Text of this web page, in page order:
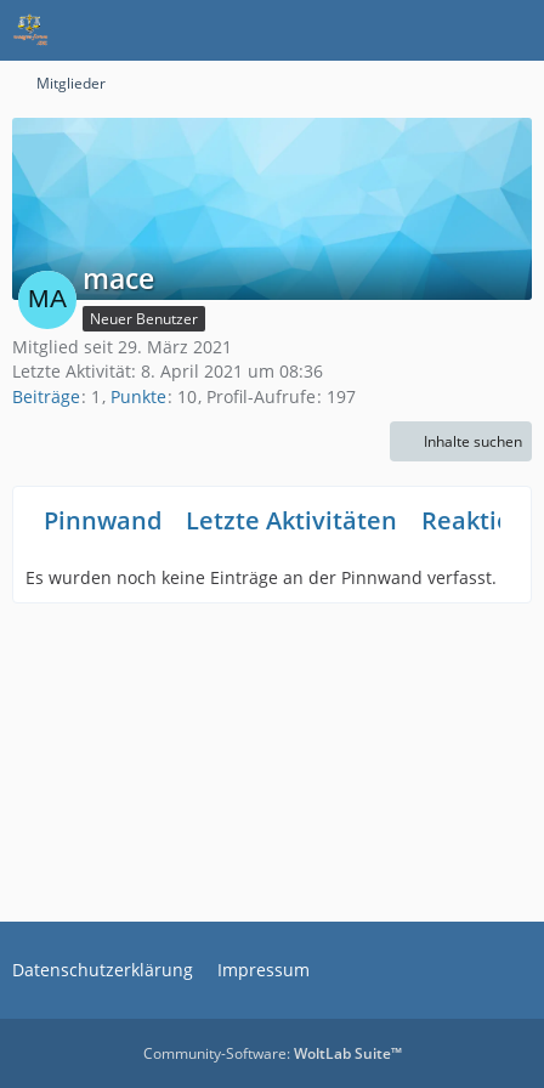
Mitglieder
mace
Neuer Benutzer
Mitglied seit 29. März 2021
Letzte Aktivität: 8. April 2021 um 08:36
Beiträge 1 Punkte 10 Profil-Aufrufe 197
Inhalte suchen
Pinnwand Letzte Aktivitäten
Es wurden noch keine Einträge an der Pinnwand verfasst.
Datenschutzerklärung Impressum
Community-Software:WoltLab Suite™